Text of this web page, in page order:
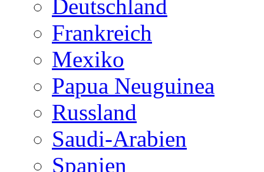
Deutschland
Frankreich
Mexiko
Papua Neuguinea
Russland
Saudi-Arabien
Spanien